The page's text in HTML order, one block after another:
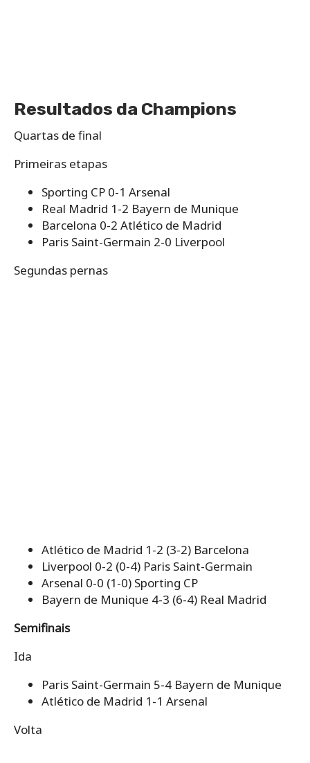
Resultados da Champions
Quartas de final
Primeiras etapas
Sporting CP 0-1 Arsenal
Real Madrid 1-2 Bayern de Munique
Barcelona 0-2 Atlético de Madrid
Paris Saint-Germain 2-0 Liverpool
Segundas pernas
Atlético de Madrid 1-2 (3-2) Barcelona
Liverpool 0-2 (0-4) Paris Saint-Germain
Arsenal 0-0 (1-0) Sporting CP
Bayern de Munique 4-3 (6-4) Real Madrid
Semifinais
Ida
Paris Saint-Germain 5-4 Bayern de Munique
Atlético de Madrid 1-1 Arsenal
Volta